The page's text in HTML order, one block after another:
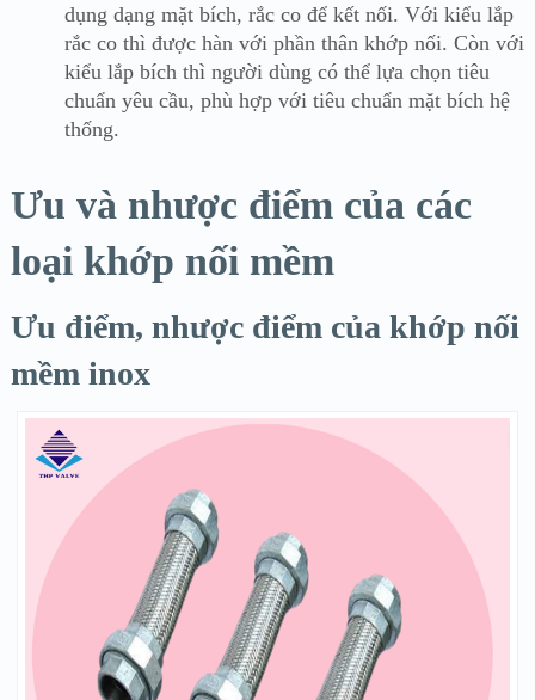
dụng dạng mặt bích, rắc co để kết nối. Với kiểu lắp
rắc co thì được hàn với phần thân khớp nối. Còn với
kiểu lắp bích thì người dùng có thể lựa chọn tiêu
chuẩn yêu cầu, phù hợp với tiêu chuẩn mặt bích hệ
thống.
Ưu và nhược điểm của các
loại khớp nối mềm
Ưu điểm, nhược điểm của khớp nối
mềm inox